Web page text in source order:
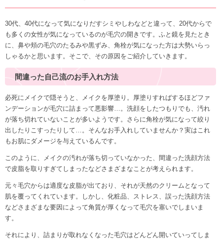
30代、40代になって気になりだすシミやしわなどと違って、20代からで
も多くの女性が気になっているのが毛穴の開きです。ふと鏡を見たとき
に、鼻や頬の毛穴のたるみや黒ずみ、角栓が気になった方は大勢いらっ
しゃるかと思います。そこで、その原因をご紹介していきます。
間違った自己流のお手入れ方法
必死にメイクで隠そうと、メイクを厚塗り。厚塗りすればするほどファ
ンデーションが毛穴に詰まって悪影響…。洗顔をしたつもりでも、汚れ
が落ち切れていないことが多いようです。さらに角栓が気になって絞り
出したりこすったりして…。そんなお手入れしていませんか？実はこれ
もお肌にダメージを与えているんです。
このように、メイクの汚れが落ち切っていなかった、間違った洗顔方法
で皮脂を取りすぎてしまったなどさまざまなことが考えられます。
元々毛穴からは適度な皮脂が出ており、それが天然のクリームとなって
肌を覆ってくれています。しかし、 化粧品、ストレス、誤った洗顔方法
などさまざまな要因によって角質が厚く なって毛穴を塞いでしまいま
す。
それにより、詰まりが取れなくなった毛穴はどんどん開いていってしま